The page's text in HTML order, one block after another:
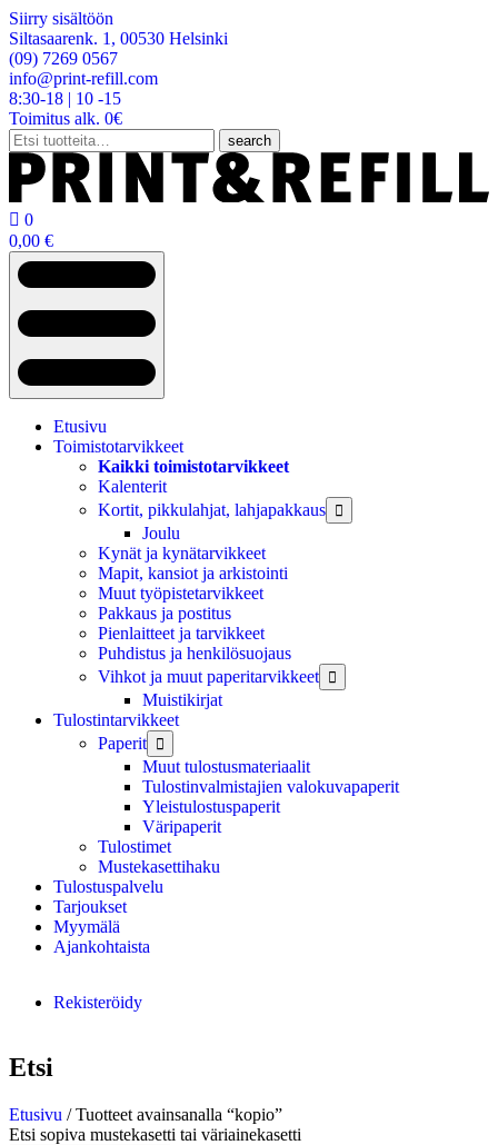
Siirry sisältöön
Siltasaarenk. 1, 00530 Helsinki
(09) 7269 0567
info@print-refill.com
8:30-18 | 10 -15
Toimitus alk. 0€
Etsi:
search
 0
0,00 €
Etusivu
Toimistotarvikkeet
Kaikki toimistotarvikkeet
Kalenterit
Kortit, pikkulahjat, lahjapakkaus

Joulu
Kynät ja kynätarvikkeet
Mapit, kansiot ja arkistointi
Muut työpistetarvikkeet
Pakkaus ja postitus
Pienlaitteet ja tarvikkeet
Puhdistus ja henkilösuojaus
Vihkot ja muut paperitarvikkeet

Muistikirjat
Tulostintarvikkeet
Paperit

Muut tulostusmateriaalit
Tulostinvalmistajien valokuvapaperit
Yleistulostuspaperit
Väripaperit
Tulostimet
Mustekasettihaku
Tulostuspalvelu
Tarjoukset
Myymälä
Ajankohtaista
Rekisteröidy
Etsi
Etusivu / Tuotteet avainsanalla “kopio”
Etsi sopiva mustekasetti tai väriainekasetti